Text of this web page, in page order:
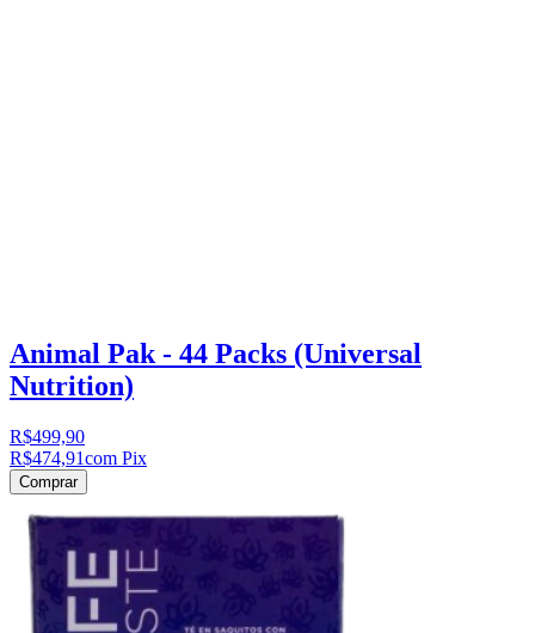
Animal Pak - 44 Packs (Universal
Nutrition)
R$499,90
R$474,91com Pix
Comprar